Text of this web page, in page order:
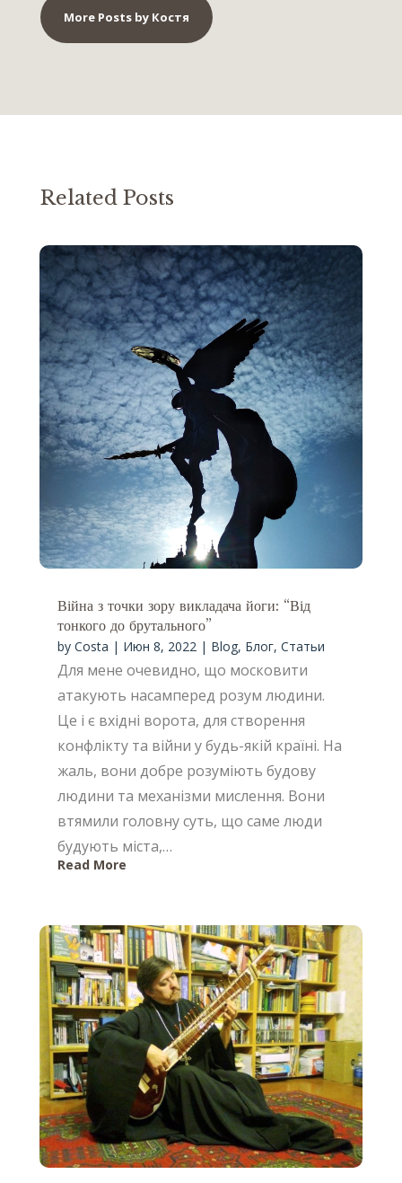
More Posts by Костя
Related Posts
Війна з точки зору викладача йоги: “Від
тонкого до брутального”
by Costa | Июн 8, 2022| Blog, Блог, Статьи
Для мене очевидно, що московити
атакують насамперед розум людини.
Це і є вхідні ворота, для створення
конфлікту та війни у будь-якій країні. На
жаль, вони добре розуміють будову
людини та механізми мислення. Вони
втямили головну суть, що саме люди
будують міста,…
Read More